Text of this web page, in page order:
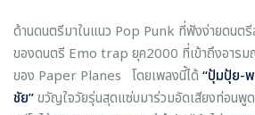
ด้านดนตรีมาในแนว Pop Punk ที่ฟังง่ายดนต
ของดนตรี Emo trap ยุค2000 ที่เข้าถึงอารม
ของ Paper Planes โดยเพลงนี้ได้ “ปุ้มปุ้ย-
ชัย”ขวัญใจวัยรุ่นสุดแซ่บมาร่วมอัดเสียงท่อน